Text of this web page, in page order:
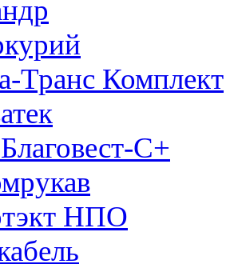
Транс Комплект
С+
НПО